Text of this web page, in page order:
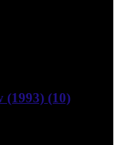
(1993) (10)